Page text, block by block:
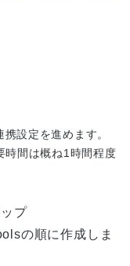
設定を進めます。
時間は概ね1時間程度
プ
の順に作成しま